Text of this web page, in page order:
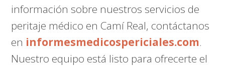
información sobre nuestros servicios de
peritaje médico en Camí Real, contáctanos
en informesmedicospericiales.com.
Nuestro equipo está listo para ofrecerte el